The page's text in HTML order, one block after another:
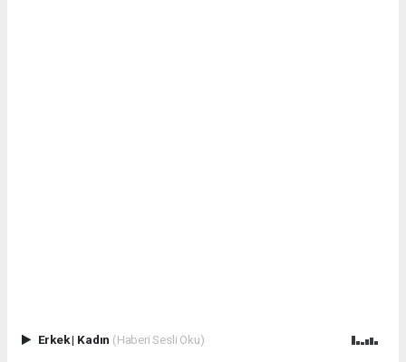
Erkek| Kadın (Haberi Sesli Oku)